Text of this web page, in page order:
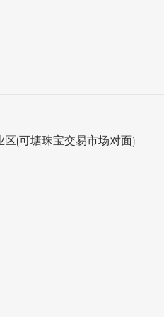
(可塘珠宝交易市场对面)